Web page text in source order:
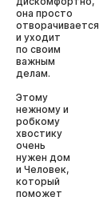
она просто
отворачивается
и уходит
по своим
важным
делам.
Этому
нежному и
робкому
хвостику
очень
нужен дом
и Человек,
который
поможет